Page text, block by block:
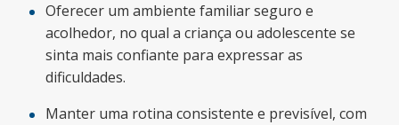
Oferecer um ambiente familiar seguro e
acolhedor, no qual a criança ou adolescente se
sinta mais confiante para expressar as
dificuldades.
Manter uma rotina consistente e previsível, com